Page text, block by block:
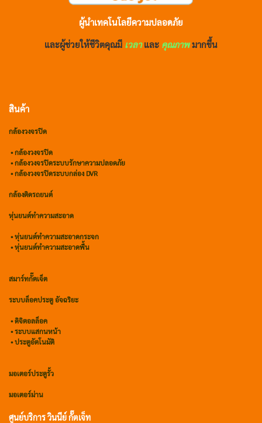
ผู้นำเทคโนโลยีความปลอดภัย
และผู้ช่วยให้ชีวิตคุณมี เวลา และ คุณภาพ มากขึ้น
สินค้า
กล้องวงจรปิด
•กล้องวงจรปิด
•กล้องวงจรปิดระบบรักษาความปลอดภัย
• กล้องวงจรปิดระบบกล่อง DVR
กล้องติดรถยนต์
หุ่นยนต์ทำความสะอาด
•หุ่นยนต์ทำความสะอาดกระจก
•หุ่นยนต์ทำความสะอาดพื้น
สมาร์ทกั๊ตเจ็ต
ระบบล็อคประตู อัจฉริยะ
•ดิจิตอลล็อค
• ระบบแสกนหน้า
• ประตูอัตโนมัติ
มอเตอร์ประตูรั้ว
มอเตอร์ม่าน
ศูนย์บริการ วินนีย์ กั๊ตเจ็ท